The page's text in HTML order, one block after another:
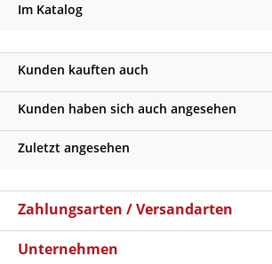
Im Katalog
Kunden kauften auch
Kunden haben sich auch angesehen
Zuletzt angesehen
Zahlungsarten / Versandarten
Unternehmen